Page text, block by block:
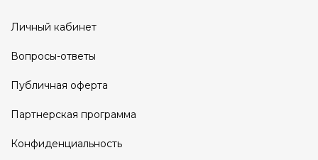
Личный кабинет
Вопросы-ответы
Публичная оферта
Партнерская программа
Конфиденциальность